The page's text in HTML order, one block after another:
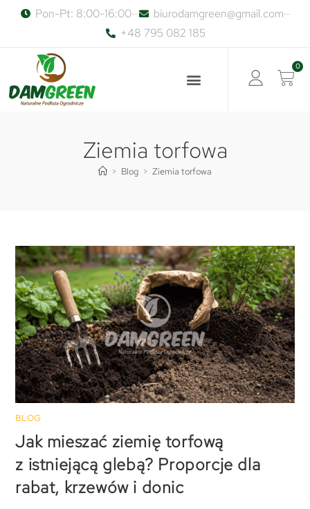
Pon-Pt: 8:00-16:00
biurodamgreen@gmail.com
+48 795 082 185
0
Ziemia torfowa
> Blog > Ziemia torfowa
BLOG
Jak mieszać ziemię torfową
z istniejącą glebą? Proporcje dla
rabat, krzewów i donic